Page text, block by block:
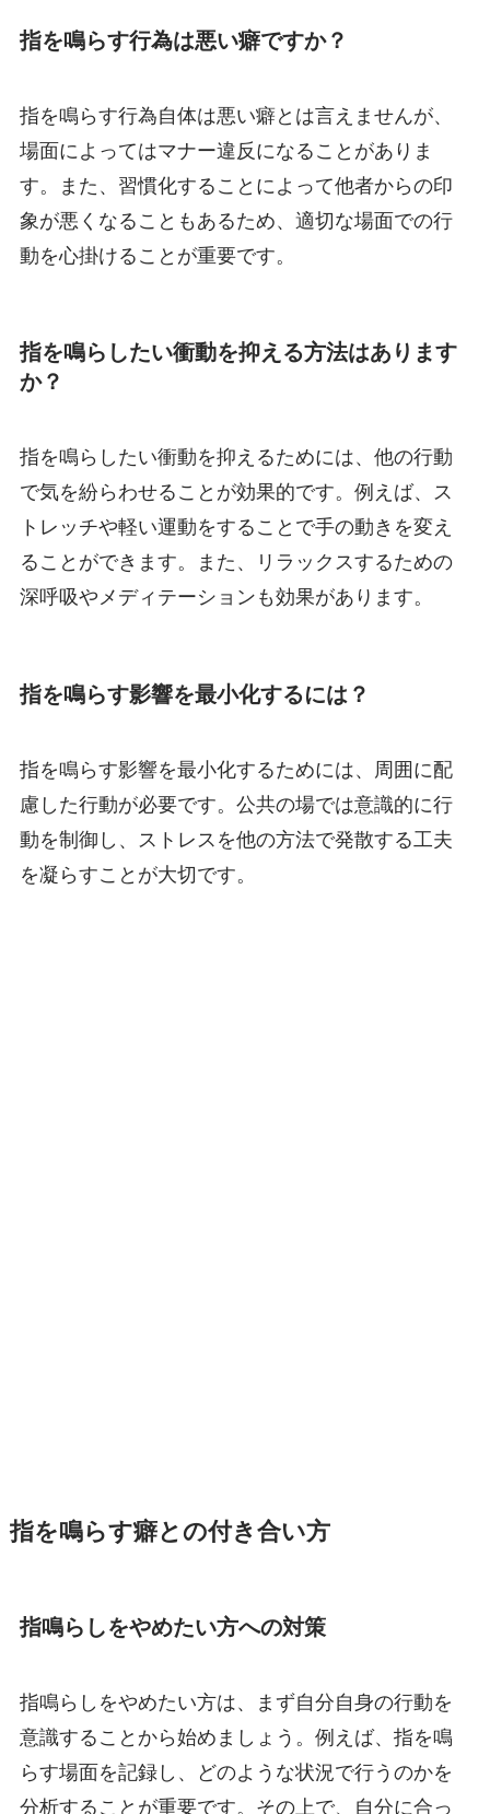
指を鳴らす行為は悪い癖ですか？
指を鳴らす行為自体は悪い癖とは言えませんが、
場面によってはマナー違反になることがありま
す。また、習慣化することによって他者からの印
象が悪くなることもあるため、適切な場面での行
動を心掛けることが重要です。
指を鳴らしたい衝動を抑える方法はあります
か？
指を鳴らしたい衝動を抑えるためには、他の行動
で気を紛らわせることが効果的です。例えば、ス
トレッチや軽い運動をすることで手の動きを変え
ることができます。また、リラックスするための
深呼吸やメディテーションも効果があります。
指を鳴らす影響を最小化するには？
指を鳴らす影響を最小化するためには、周囲に配
慮した行動が必要です。公共の場では意識的に行
動を制御し、ストレスを他の方法で発散する工夫
を凝らすことが大切です。
指を鳴らす癖との付き合い方
指鳴らしをやめたい方への対策
指鳴らしをやめたい方は、まず自分自身の行動を
意識することから始めましょう。例えば、指を鳴
らす場面を記録し、どのような状況で行うのかを
分析することが重要です。その上で、自分に合っ